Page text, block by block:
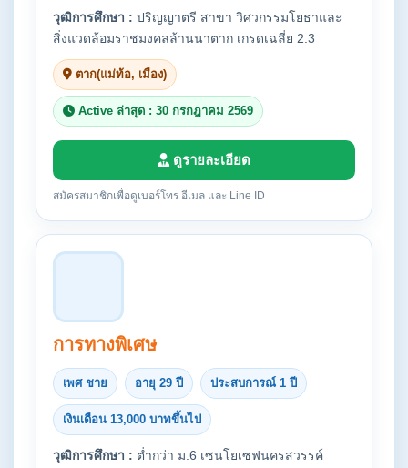
วุฒิการศึกษา : ปริญญาตรี สาขา วิศวกรรมโยธาและ
สิ่งแวดล้อมราชมงคลล้านนาตาก เกรดเฉลี่ย 2.3
ตาก(แม่ท้อ, เมือง)
Active ล่าสุด : 30 กรกฎาคม 2569
ดูรายละเอียด
สมัครสมาชิกเพื่อดูเบอร์โทร อีเมล และ Line ID
การทางพิเศษ
เพศ ชาย อายุ 29 ปี ประสบการณ์ 1 ปี
เงินเดือน 13,000 บาทขึ้นไป
วุฒิการศึกษา : ต่ำกว่า ม.6 เซนโยเซฟนครสวรรค์